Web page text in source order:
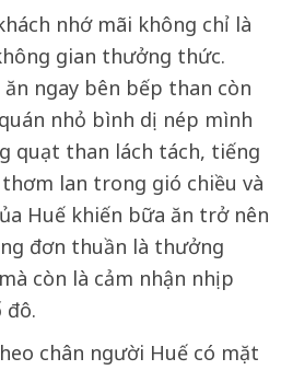
nhớ mãi không chỉ là
gian thưởng thức.
ăn ngay bên bếp than còn
nhỏ bình dị nép mình
quạt than lách tách, tiếng
lan trong gió chiều và
Huế khiến bữa ăn trở nên
đơn thuần là thưởng
còn là cảm nhận nhịp
đô.
chân người Huế có mặt